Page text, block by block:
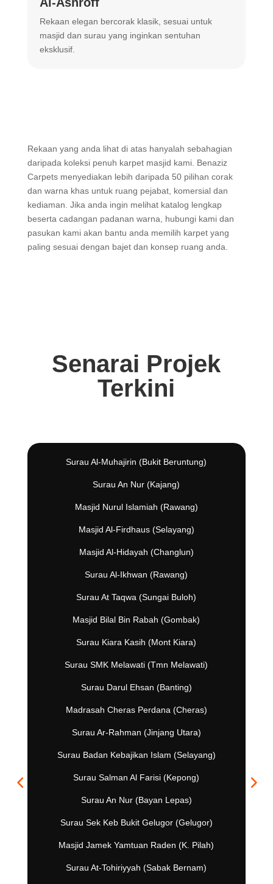
Rekaan elegan bercorak klasik, sesuai untuk
masjid dan surau yang inginkan sentuhan
eksklusif.
Rekaan yang anda lihat di atas hanyalah sebahagian
daripada koleksi penuh karpet masjid kami. Benaziz
Carpets menyediakan lebih daripada 50 pilihan corak
dan warna khas untuk ruang pejabat, komersial dan
kediaman. Jika anda ingin melihat katalog lengkap
beserta cadangan padanan warna, hubungi kami dan
pasukan kami akan bantu anda memilih karpet yang
paling sesuai dengan bajet dan konsep ruang anda.
Senarai Projek
Terkini
Surau Al-Muhajirin (Bukit Beruntung)
Surau An Nur (Kajang)
Masjid Nurul Islamiah (Rawang)
Masjid Al-Firdhaus (Selayang)
Masjid Al-Hidayah (Changlun)
Surau Al-Ikhwan (Rawang)
Surau At Taqwa (Sungai Buloh)
Masjid Bilal Bin Rabah (Gombak)
Surau Kiara Kasih (Mont Kiara)
Surau SMK Melawati (Tmn Melawati)
Surau Darul Ehsan (Banting)
Madrasah Cheras Perdana (Cheras)
Surau Ar-Rahman (Jinjang Utara)
Surau Badan Kebajikan Islam (Selayang)
Surau Salman Al Farisi (Kepong)
Surau An Nur (Bayan Lepas)
Surau Sek Keb Bukit Gelugor (Gelugor)
Masjid Jamek Yamtuan Raden (K. Pilah)
Surau At-Tohiriyyah (Sabak Bernam)